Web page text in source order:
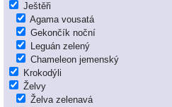
Ještěři
Agama vousatá
Gekončík noční
Leguán zelený
Chameleon jemenský
Krokodýli
Želvy
Želva zelenavá